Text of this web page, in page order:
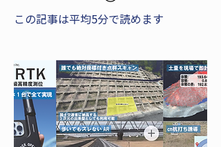
この記事は平均5分で読めます